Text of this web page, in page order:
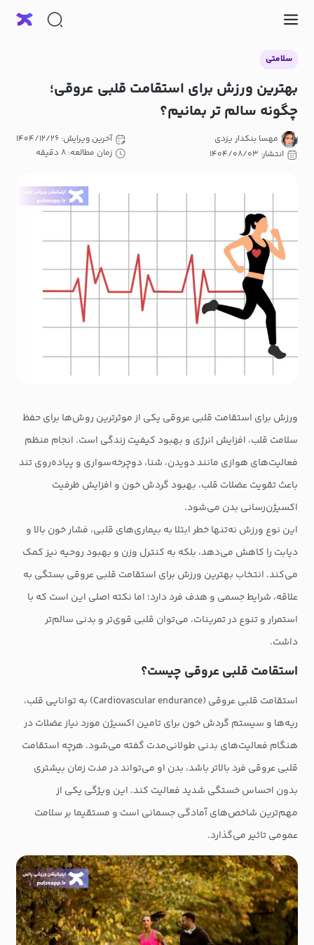
سلامتی
بهترین ورزش برای استقامت قلبی عروقی؛
چگونه سالم تر بمانیم؟
مهسا بنکدار یزدی
انتشار: ۱۴۰۴/۰۸/۰۳
آخرین ویرایش: ۱۴۰۴/۱۲/۲۶
زمان مطالعه: ۸ دقیقه
ورزش برای استقامت قلبی عروقی یکی از موثرترین روش‌ها برای حفظ
سلامت قلب، افزایش انرژی و بهبود کیفیت زندگی است. انجام منظم
فعالیت‌های هوازی مانند دویدن، شنا، دوچرخه‌سواری و پیاده‌روی تند
باعث تقویت عضلات قلب، بهبود گردش خون و افزایش ظرفیت
اکسیژن‌رسانی بدن می‌شود.
این نوع ورزش نه‌تنها خطر ابتلا به بیماری‌های قلبی، فشار خون بالا و
دیابت را کاهش می‌دهد، بلکه به کنترل وزن و بهبود روحیه نیز کمک
می‌کند. انتخاب بهترین ورزش برای استقامت قلبی عروقی بستگی به
علاقه، شرایط جسمی و هدف فرد دارد؛ اما نکته اصلی این است که با
استمرار و تنوع در تمرینات، می‌توان قلبی قوی‌تر و بدنی سالم‌تر
داشت.
استقامت قلبی عروقی چیست؟
استقامت قلبی عروقی (Cardiovascular endurance) به توانایی قلب،
ریه‌ها و سیستم گردش خون برای تامین اکسیژن مورد نیاز عضلات در
هنگام فعالیت‌های بدنی طولانی‌مدت گفته می‌شود. هرچه استقامت
قلبی عروقی فرد بالاتر باشد، بدن او می‌تواند در مدت زمان بیشتری
بدون احساس خستگی شدید فعالیت کند. این ویژگی یکی از
مهم‌ترین شاخص‌های آمادگی جسمانی است و مستقیما بر سلامت
عمومی تاثیر می‌گذارد.